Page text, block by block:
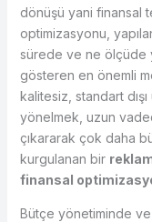
dönüşü yani finansal
optimizasyonu,
sürede ve ne ölçüde
gösteren en önemli
kalitesiz, standart
yönelmek, uzun
çıkararak çok daha
kurgulanan bir
finansal
Bütçe yönetiminde